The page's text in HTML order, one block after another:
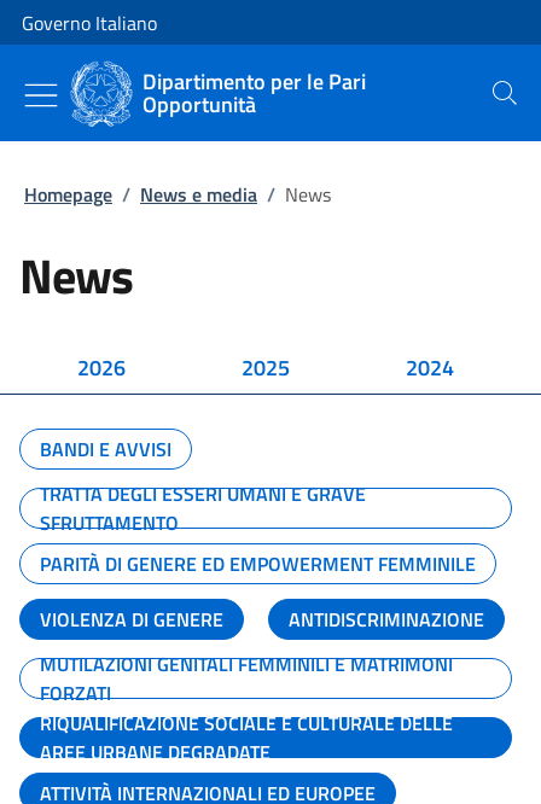
Vai al contenuto
Vai alla navigazione del sito
Governo Italiano
Dipartimento per le Pari
Opportunità Cerca
Homepage / News e media / News
News
2026 2025 2024
BANDI E AVVISI
TRATTA DEGLI ESSERI UMANI E GRAVE
SFRUTTAMENTO
PARITÀ DI GENERE ED EMPOWERMENT FEMMINILE
VIOLENZA DI GENERE
ANTIDISCRIMINAZIONE
MUTILAZIONI GENITALI FEMMINILI E MATRIMONI
FORZATI
RIQUALIFICAZIONE SOCIALE E CULTURALE DELLE
AREE URBANE DEGRADATE
ATTIVITÀ INTERNAZIONALI ED EUROPEE